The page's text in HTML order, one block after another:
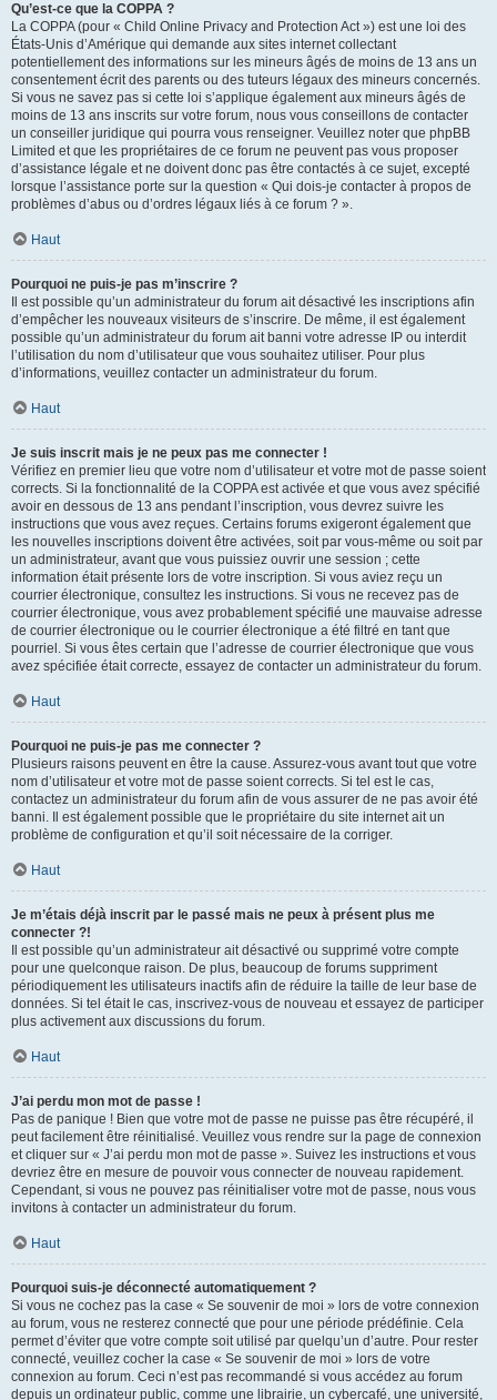
Qu’est-ce que la COPPA ?
La COPPA (pour « Child Online Privacy and Protection Act ») est une loi des
États-Unis d’Amérique qui demande aux sites internet collectant
potentiellement des informations sur les mineurs âgés de moins de 13 ans un
consentement écrit des parents ou des tuteurs légaux des mineurs concernés.
Si vous ne savez pas si cette loi s’applique également aux mineurs âgés de
moins de 13 ans inscrits sur votre forum, nous vous conseillons de contacter
un conseiller juridique qui pourra vous renseigner. Veuillez noter que phpBB
Limited et que les propriétaires de ce forum ne peuvent pas vous proposer
d’assistance légale et ne doivent donc pas être contactés à ce sujet, excepté
lorsque l’assistance porte sur la question « Qui dois-je contacter à propos de
problèmes d’abus ou d’ordres légaux liés à ce forum ? ».
Haut
Pourquoi ne puis-je pas m’inscrire ?
Il est possible qu’un administrateur du forum ait désactivé les inscriptions afin
d’empêcher les nouveaux visiteurs de s’inscrire. De même, il est également
possible qu’un administrateur du forum ait banni votre adresse IP ou interdit
l’utilisation du nom d’utilisateur que vous souhaitez utiliser. Pour plus
d’informations, veuillez contacter un administrateur du forum.
Haut
Je suis inscrit mais je ne peux pas me connecter !
Vérifiez en premier lieu que votre nom d’utilisateur et votre mot de passe soient
corrects. Si la fonctionnalité de la COPPA est activée et que vous avez spécifié
avoir en dessous de 13 ans pendant l’inscription, vous devrez suivre les
instructions que vous avez reçues. Certains forums exigeront également que
les nouvelles inscriptions doivent être activées, soit par vous-même ou soit par
un administrateur, avant que vous puissiez ouvrir une session ; cette
information était présente lors de votre inscription. Si vous aviez reçu un
courrier électronique, consultez les instructions. Si vous ne recevez pas de
courrier électronique, vous avez probablement spécifié une mauvaise adresse
de courrier électronique ou le courrier électronique a été filtré en tant que
pourriel. Si vous êtes certain que l’adresse de courrier électronique que vous
avez spécifiée était correcte, essayez de contacter un administrateur du forum.
Haut
Pourquoi ne puis-je pas me connecter ?
Plusieurs raisons peuvent en être la cause. Assurez-vous avant tout que votre
nom d’utilisateur et votre mot de passe soient corrects. Si tel est le cas,
contactez un administrateur du forum afin de vous assurer de ne pas avoir été
banni. Il est également possible que le propriétaire du site internet ait un
problème de configuration et qu’il soit nécessaire de la corriger.
Haut
Je m’étais déjà inscrit par le passé mais ne peux à présent plus me
connecter ?!
Il est possible qu’un administrateur ait désactivé ou supprimé votre compte
pour une quelconque raison. De plus, beaucoup de forums suppriment
périodiquement les utilisateurs inactifs afin de réduire la taille de leur base de
données. Si tel était le cas, inscrivez-vous de nouveau et essayez de participer
plus activement aux discussions du forum.
Haut
J’ai perdu mon mot de passe !
Pas de panique ! Bien que votre mot de passe ne puisse pas être récupéré, il
peut facilement être réinitialisé. Veuillez vous rendre sur la page de connexion
et cliquer sur « J’ai perdu mon mot de passe ». Suivez les instructions et vous
devriez être en mesure de pouvoir vous connecter de nouveau rapidement.
Cependant, si vous ne pouvez pas réinitialiser votre mot de passe, nous vous
invitons à contacter un administrateur du forum.
Haut
Pourquoi suis-je déconnecté automatiquement ?
Si vous ne cochez pas la case « Se souvenir de moi » lors de votre connexion
au forum, vous ne resterez connecté que pour une période prédéfinie. Cela
permet d’éviter que votre compte soit utilisé par quelqu’un d’autre. Pour rester
connecté, veuillez cocher la case « Se souvenir de moi » lors de votre
connexion au forum. Ceci n’est pas recommandé si vous accédez au forum
depuis un ordinateur public, comme une librairie, un cybercafé, une université,